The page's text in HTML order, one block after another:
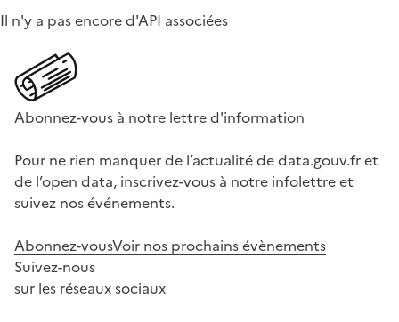
Il n'y a pas encore d'API associées
Abonnez-vous à notre lettre d'information
Pour ne rien manquer de l’actualité de data.gouv.fr et
de l’open data, inscrivez-vous à notre infolettre et
suivez nos événements.
Abonnez-vousVoir nos prochains évènements
Suivez-nous
sur les réseaux sociaux